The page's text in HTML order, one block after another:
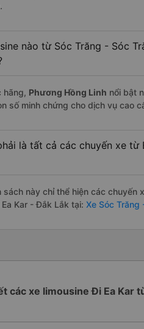
nào từ Sóc Trăng - Sóc
hãng, Phương Hồng Linh nổi bật
số minh chứng cho dịch vụ cao
là tất cả các chuyến xe từ
sách này chỉ thể hiện các
Kar - Đắk Lắk tại: Xe Sóc Trăng
các xe limousine Đi Ea Kar